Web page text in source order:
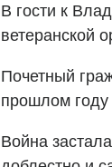
В гости к
ветеранской
Почетный
прошлом году
Война